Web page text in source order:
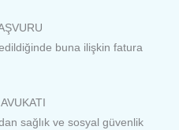
buna ilişkin fatura
sağlık ve sosyal güvenlik